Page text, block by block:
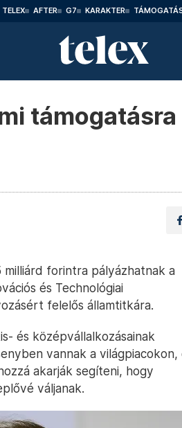
TELEX AFTER G7 KARAKTER
forintra pályázhatnak a
és Technológiai
felelős államtitkára.
és középvállalkozásainak
vannak a világpiacokon,
akarják segíteni, hogy
váljanak.